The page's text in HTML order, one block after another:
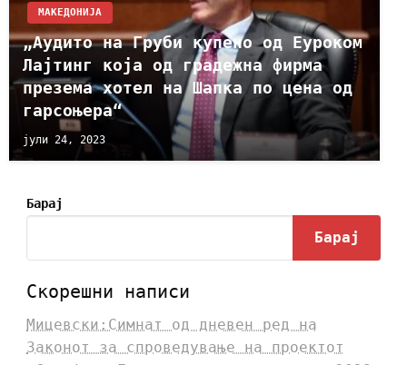
МАКЕДОНИЈА
„Аудито на Груби купено од Еуроком
Лајтинг која од градежна фирма
презема хотел на Шапка по цена од
гарсоњера“
јули 24, 2023
Барај
Барај
Скорешни написи
Мицевски:Симнат од дневен ред на
Законот за спроведување на проектот